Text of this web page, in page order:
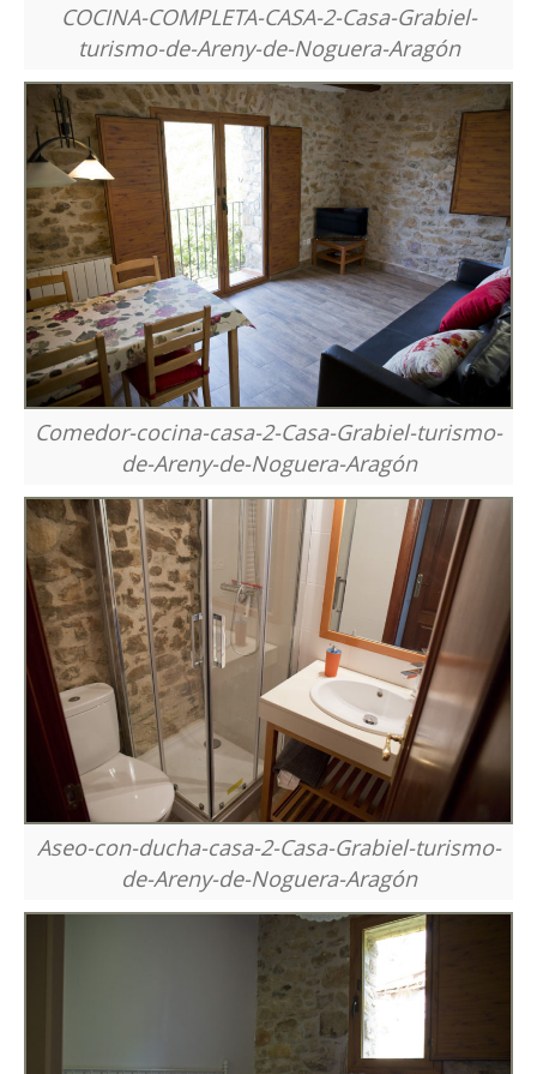
COCINA-COMPLETA-CASA-2-Casa-Grabiel-
turismo-de-Areny-de-Noguera-Aragón
Comedor-cocina-casa-2-Casa-Grabiel-turismo-
de-Areny-de-Noguera-Aragón
Aseo-con-ducha-casa-2-Casa-Grabiel-turismo-
de-Areny-de-Noguera-Aragón